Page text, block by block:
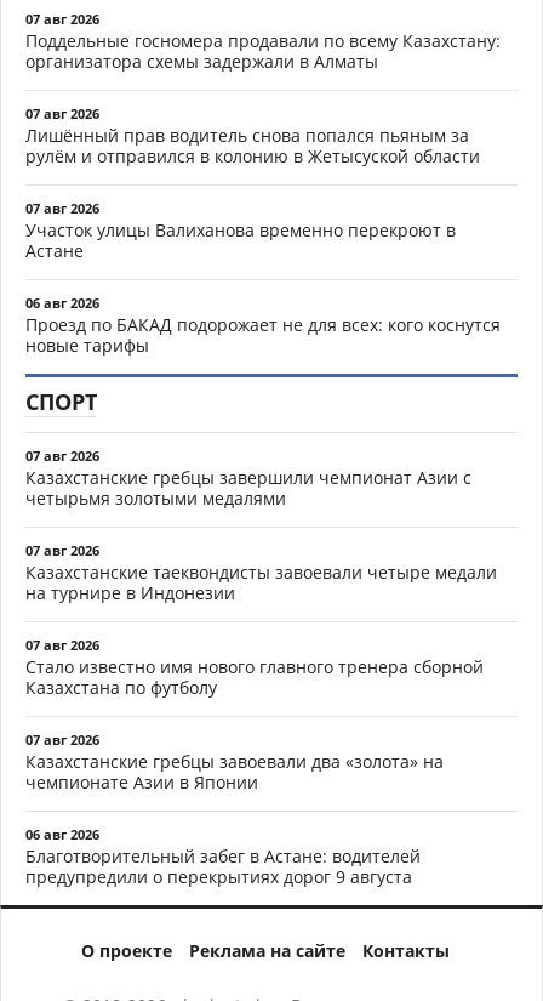
07 авг 2026
Поддельные госномера продавали по всему Казахстану:
организатора схемы задержали в Алматы
07 авг 2026
Лишённый прав водитель снова попался пьяным за
рулём и отправился в колонию в Жетысуской области
07 авг 2026
Участок улицы Валиханова временно перекроют в
Астане
06 авг 2026
Проезд по БАКАД подорожает не для всех: кого коснутся
новые тарифы
СПОРТ
07 авг 2026
Казахстанские гребцы завершили чемпионат Азии с
четырьмя золотыми медалями
07 авг 2026
Казахстанские таеквондисты завоевали четыре медали
на турнире в Индонезии
07 авг 2026
Стало известно имя нового главного тренера сборной
Казахстана по футболу
07 авг 2026
Казахстанские гребцы завоевали два «золота» на
чемпионате Азии в Японии
06 авг 2026
Благотворительный забег в Астане: водителей
предупредили о перекрытиях дорог 9 августа
О проекте Реклама на сайте Контакты